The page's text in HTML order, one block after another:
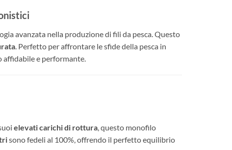
avanzata nella produzione di fili da pesca. Questo
. Perfetto per affrontare le sfide della pesca in
affidabile e performante.
elevati carichi di rottura , questo monofilo
sono fedeli al 100%, offrendo il perfetto equilibrio